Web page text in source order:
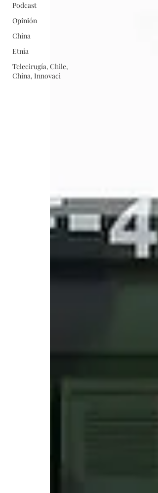
Podcast
Opinión
China
Etnia
Telecirugía, Chile,
China, Innovaci